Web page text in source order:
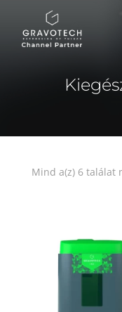
Mind a(z) 6 találat